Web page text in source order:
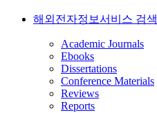
해외전자정보서비스 검색
Academic Journals
Ebooks
Dissertations
Conference Materials
Reviews
Reports